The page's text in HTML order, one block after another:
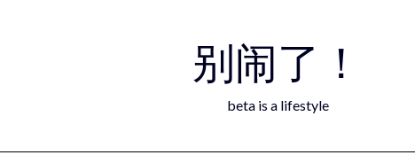
别闹了！
beta is a lifestyle